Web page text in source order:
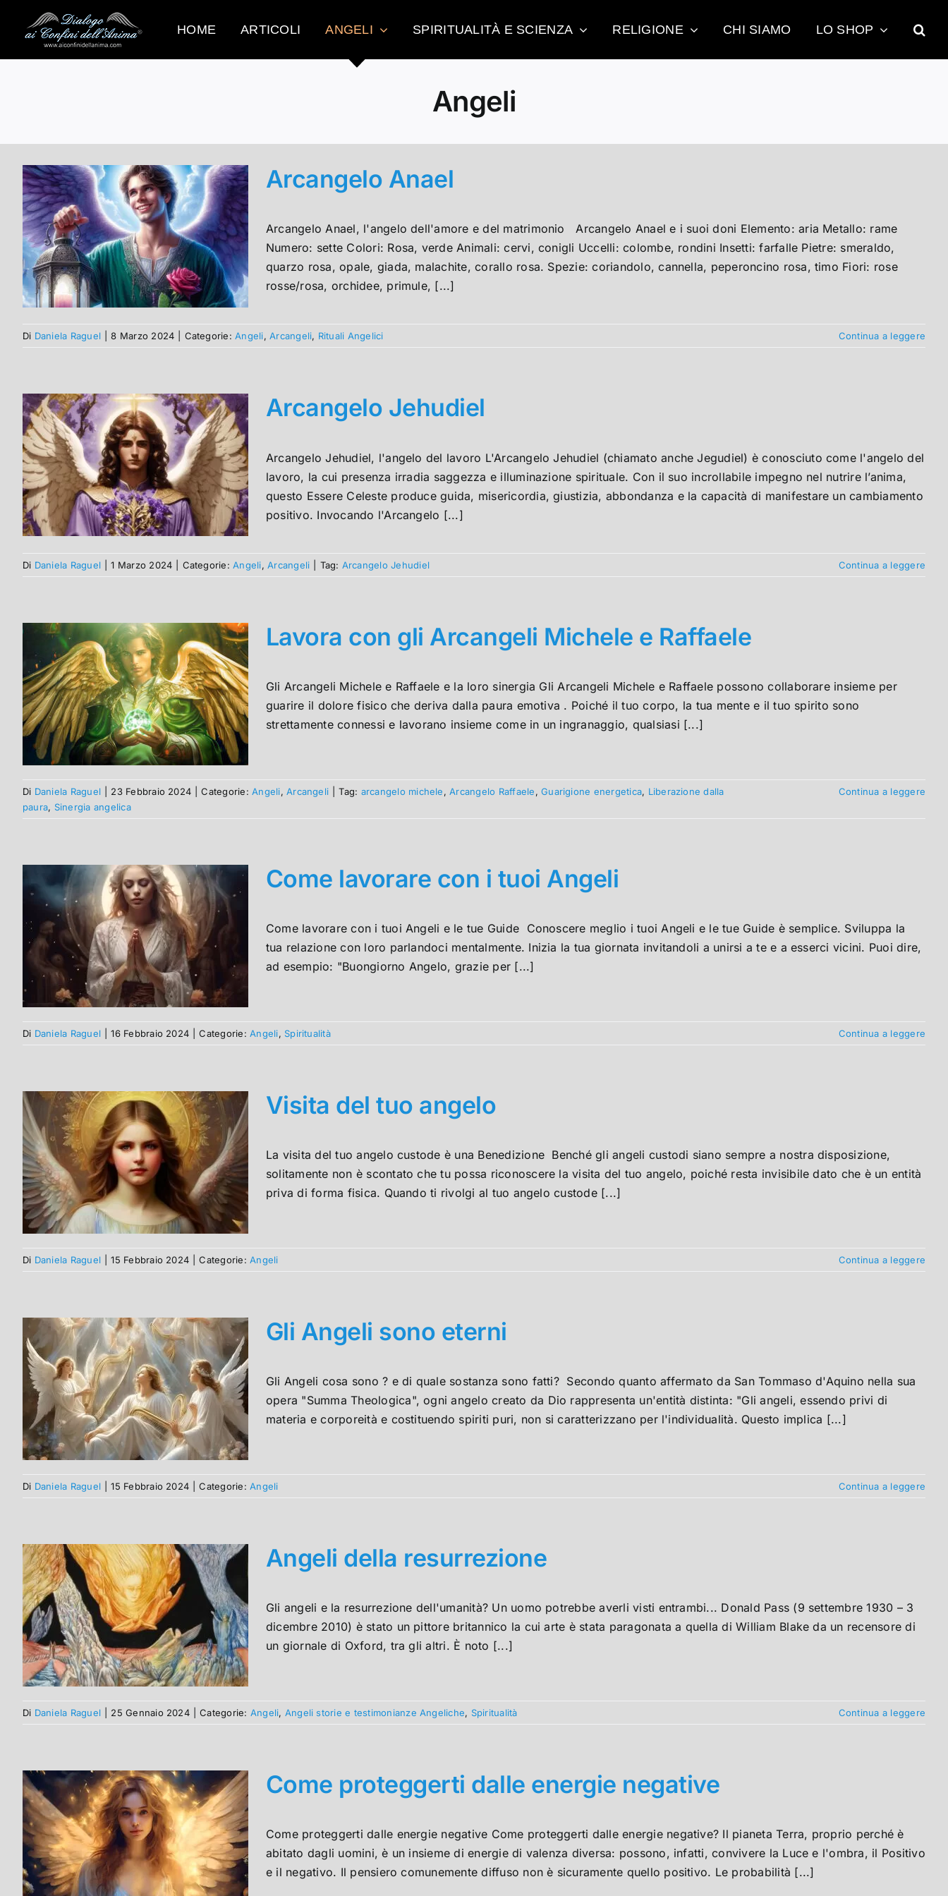
contenuto
HOME ARTICOLI ANGELI SPIRITUALITÀ E SCIENZA RELIGIONE CHI SIAMO LO SHOP
Angeli
Arcangelo Anael
Arcangelo Anael, l'angelo dell'amore e del matrimonio Arcangelo Anael e i suoi doni Elemento: aria Metallo: rame
Numero: sette Colori: Rosa, verde Animali: cervi, conigli Uccelli: colombe, rondini Insetti: farfalle Pietre: smeraldo,
quarzo rosa, opale, giada, malachite, corallo rosa. Spezie: coriandolo, cannella, peperoncino rosa, timo Fiori: rose
rosse/rosa, orchidee, primule, [...]
Di Daniela Raguel 8 Marzo 2024 Categorie:Angeli,Arcangeli, Rituali Angelici Continua a leggere
Arcangelo Jehudiel
Arcangelo Jehudiel, l'angelo del lavoro L'Arcangelo Jehudiel (chiamato anche Jegudiel) è conosciuto come l'angelo del
lavoro, la cui presenza irradia saggezza e illuminazione spirituale. Con il suo incrollabile impegno nel nutrire l’anima,
questo Essere Celeste produce guida, misericordia, giustizia, abbondanza e la capacità di manifestare un cambiamento
positivo. Invocando l'Arcangelo [...]
Di Daniela Raguel 1 Marzo 2024 Categorie:Angeli,Arcangeli Tag: Arcangelo Jehudiel Continua a leggere
Lavora con gli Arcangeli Michele e Raffaele
Gli Arcangeli Michele e Raffaele e la loro sinergia Gli Arcangeli Michele e Raffaele possono collaborare insieme per
guarire il dolore fisico che deriva dalla paura emotiva . Poiché il tuo corpo, la tua mente e il tuo spirito sono
strettamente connessi e lavorano insieme come in un ingranaggio, qualsiasi [...]
Di Daniela Raguel 23 Febbraio 2024 Categorie:Angeli,Arcangeli Tag: arcangelo michele,Arcangelo Raffaele,Guarigione energetica, Liberazione dalla
paura, Sinergia angelica
Continua a leggere
Come lavorare con i tuoi Angeli
Come lavorare con i tuoi Angeli e le tue Guide Conoscere meglio i tuoi Angeli e le tue Guide è semplice. Sviluppa la
tua relazione con loro parlandoci mentalmente. Inizia la tua giornata invitandoli a unirsi a te e a esserci vicini. Puoi dire,
ad esempio: "Buongiorno Angelo, grazie per [...]
Di Daniela Raguel 16 Febbraio 2024 Categorie:Angeli, Spiritualità Continua a leggere
Visita del tuo angelo
La visita del tuo angelo custode è una Benedizione Benché gli angeli custodi siano sempre a nostra disposizione,
solitamente non è scontato che tu possa riconoscere la visita del tuo angelo, poiché resta invisibile dato che è un entità
priva di forma fisica. Quando ti rivolgi al tuo angelo custode [...]
Di Daniela Raguel 15 Febbraio 2024 Categorie:Angeli Continua a leggere
Gli Angeli sono eterni
Gli Angeli cosa sono ? e di quale sostanza sono fatti? Secondo quanto affermato da San Tommaso d'Aquino nella sua
opera "Summa Theologica", ogni angelo creato da Dio rappresenta un'entità distinta: "Gli angeli, essendo privi di
materia e corporeità e costituendo spiriti puri, non si caratterizzano per l'individualità. Questo implica [...]
Di Daniela Raguel 15 Febbraio 2024 Categorie:Angeli Continua a leggere
Angeli della resurrezione
Gli angeli e la resurrezione dell'umanità? Un uomo potrebbe averli visti entrambi... Donald Pass (9 settembre 1930 – 3
dicembre 2010) è stato un pittore britannico la cui arte è stata paragonata a quella di William Blake da un recensore di
un giornale di Oxford, tra gli altri. È noto [...]
Di Daniela Raguel 25 Gennaio 2024 Categorie: Angeli, Angeli storie e testimonianze Angeliche, Spiritualità Continua a leggere
Come proteggerti dalle energie negative
Come proteggerti dalle energie negative Come proteggerti dalle energie negative? Il pianeta Terra, proprio perché è
abitato dagli uomini, è un insieme di energie di valenza diversa: possono, infatti, convivere la Luce e l'ombra, il Positivo
e il negativo. Il pensiero comunemente diffuso non è sicuramente quello positivo. Le probabilità [...]